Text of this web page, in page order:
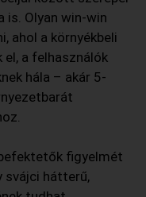
is. Olyan win-win
ahol a környékbeli
a felhasználók
hála – akár 5-
figyelmét
svájci hátterű,